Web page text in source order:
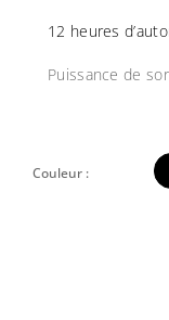
12 heures
Puissance de
Couleur :